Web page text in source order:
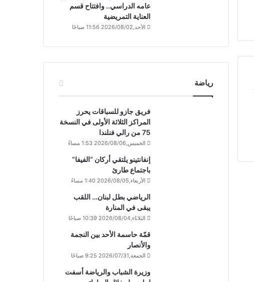
عامه الدراسي.. وافتتاح قسم
العناية التمريضية
الأحد,2026/08/02 11:56 صباحًا
رياضة
فريق جازو للسباقات يحرز
المراكز الثلاثة الأولى في النسخة
75 من رالي فنلندا
الخميس,2026/08/06 1:53 مساءً
إنفانتينو يلتقي أركان “الفيفا”
باجتماع طارئ
الأربعاء,2026/08/05 1:40 مساءً
الرياضي بطل لبنان… اللقب
يبقى في المنارة
الثلاثاء,2026/08/04 10:39 صباحًا
قمّة حاسمة الأحد بين النجمة
والأنصار
الجمعة,2026/07/31 9:25 صباحًا
وزيرة الشباب والرياضة أسفت